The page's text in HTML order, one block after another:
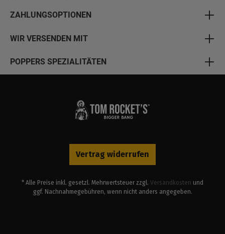
ZAHLUNGSOPTIONEN
WIR VERSENDEN MIT
POPPERS SPEZIALITÄTEN
Vertrag widerrufen
* Alle Preise inkl. gesetzl. Mehrwertsteuer zzgl. Versandkosten und
ggf. Nachnahmegebühren, wenn nicht anders angegeben.